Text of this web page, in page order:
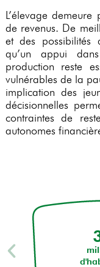
L’élevage
de revenus. De
et des possibilités
qu’un appui
production reste
vulnérables de la
implication des
décisionnelles
contraintes de
autonomes